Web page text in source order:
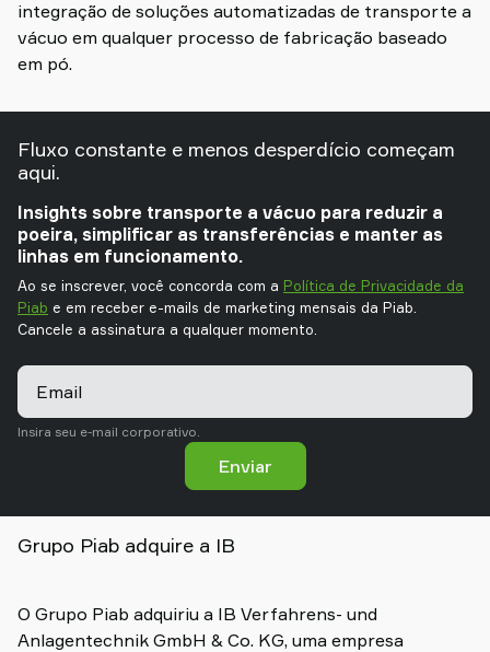
integração de soluções automatizadas de transporte a
vácuo em qualquer processo de fabricação baseado
em pó.
Fluxo constante e menos desperdício começam
aqui.
Insights sobre transporte a vácuo para reduzir a
poeira, simplificar as transferências e manter as
linhas em funcionamento.
Ao se inscrever, você concorda com a Política de Privacidade da
Piab e em receber e-mails de marketing mensais da Piab.
Cancele a assinatura a qualquer momento.
Email
Insira seu e-mail corporativo.
Enviar
Grupo Piab adquire a IB
O Grupo Piab adquiriu a IB Verfahrens- und
Anlagentechnik GmbH & Co. KG, uma empresa